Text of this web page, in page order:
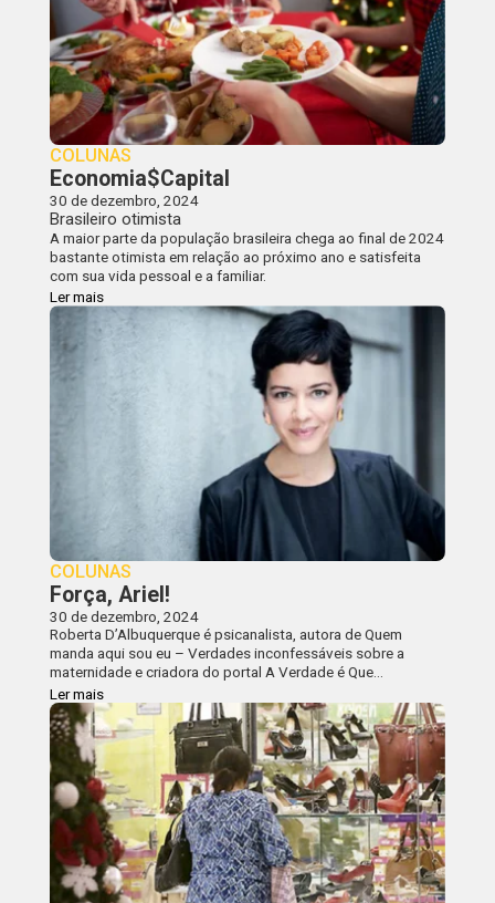
COLUNAS
Economia$Capital
30 de dezembro, 2024
Brasileiro otimista
A maior parte da população brasileira chega ao final de 2024
bastante otimista em relação ao próximo ano e satisfeita
com sua vida pessoal e a familiar.
Ler mais
COLUNAS
Força, Ariel!
30 de dezembro, 2024
Roberta D’Albuquerque é psicanalista, autora de Quem
manda aqui sou eu – Verdades inconfessáveis sobre a
maternidade e criadora do portal A Verdade é Que…
Ler mais